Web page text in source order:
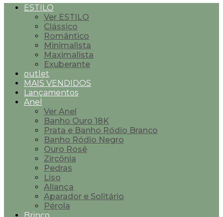
ESTILO
Ver ESTILO
Clássico
Romântico
Minimalista
Maximalista
Exuberante
outlet
MAIS VENDIDOS
Lançamentos
Anel
Ver Anel
Banho Ouro 18K
Prata e Banho Ródio Branco
Banho Ródio Negro
Ouro Rosê
Zircônia
Pedras
Liso
Aliança
Aparador e Solitário
Pérola